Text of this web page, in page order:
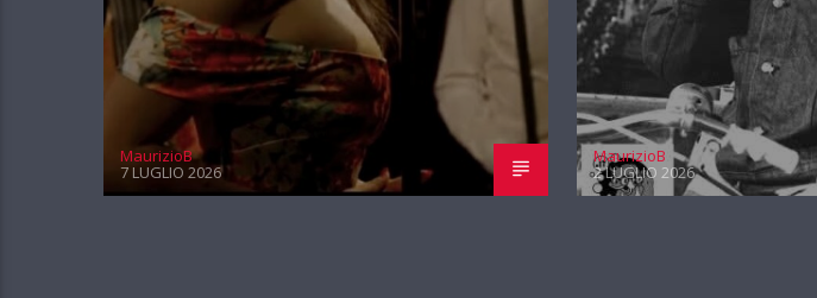
MaurizioB
7 LUGLIO 2026
MaurizioB
2 LUGLIO 2026